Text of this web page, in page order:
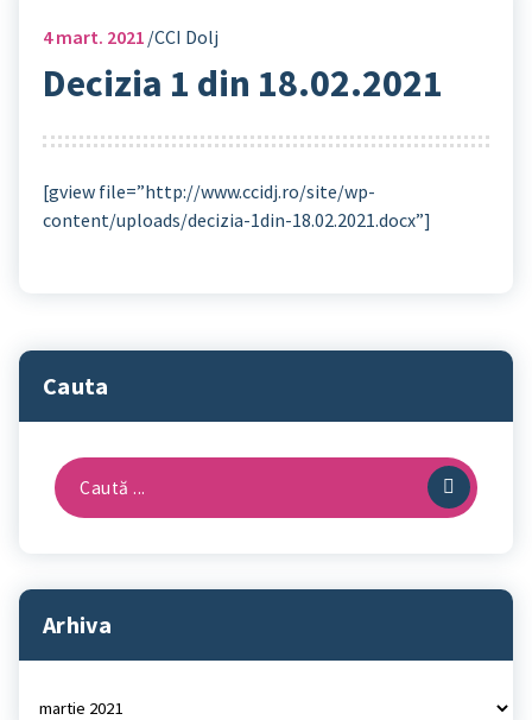
4mart. 2021 CCI Dolj
Decizia 1 din 18.02.2021
[gview file=”http://www.ccidj.ro/site/wp-
content/uploads/decizia-1din-18.02.2021.docx”]
Cauta
Caută
după:
Arhiva